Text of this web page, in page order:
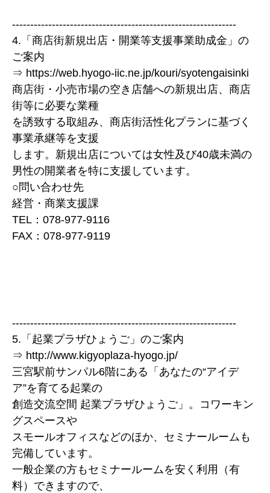
--------------------------------------------------------------
4.「商店街新規出店・開業等支援事業助成金」の
ご案内
⇒ https://web.hyogo-iic.ne.jp/kouri/syotengaisinki
商店街・小売市場の空き店舗への新規出店、商店
街等に必要な業種
を誘致する取組み、商店街活性化プランに基づく
事業承継等を支援
します。新規出店については女性及び40歳未満の
男性の開業者を特に支援しています。
○問い合わせ先
経営・商業支援課
TEL：078-977-9116
FAX：078-977-9119
--------------------------------------------------------------
5.「起業プラザひょうご」のご案内
⇒ http://www.kigyoplaza-hyogo.jp/
三宮駅前サンパル6階にある「あなたの“アイデ
ア”を育てる起業の
創造交流空間 起業プラザひょうご」。コワーキン
グスペースや
スモールオフィスなどのほか、セミナールームも
完備しています。
一般企業の方もセミナールームを安く利用（有
料）できますので、